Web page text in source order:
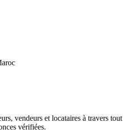
vendeurs et locataires à travers tout
vérifiées.